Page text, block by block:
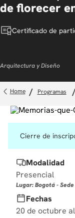
5.
global english
7.
liderazgo
8.
música
9.
derecho
10. diseño
de florecer
Certificado de
Arquitectura y Diseño
programas
Cierre de
Modalidad
Presencial
Lugar: Bogotá -
Fechas
20 de octubre